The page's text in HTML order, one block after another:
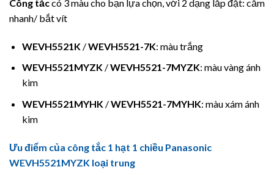
Công tắccó 3 màu cho bạn lựa chọn, với 2 dạng lắp đặt: cắm
nhanh/ bắt vít
WEVH5521K/WEVH5521-7K: màu trắng
WEVH5521MYZK/WEVH5521-7MYZK: màu vàng ánh
kim
WEVH5521MYHK/WEVH5521-7MYHK: màu xám ánh
kim
Ưu điểm của công tắc 1 hạt 1 chiều Panasonic
WEVH5521MYZK loại trung